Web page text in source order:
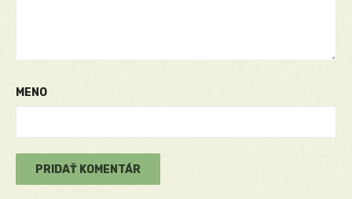
MENO